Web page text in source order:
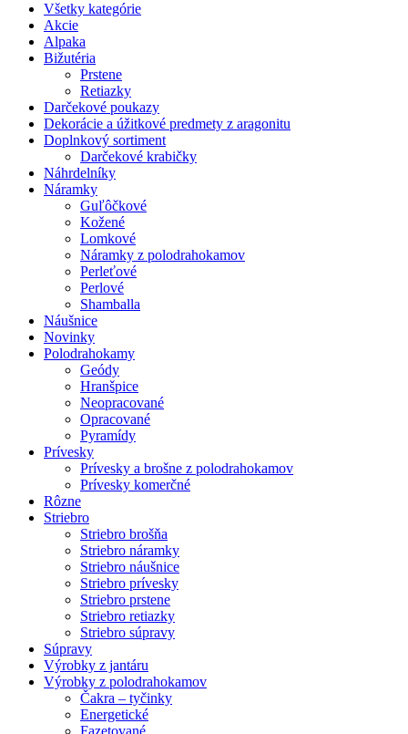
Všetky kategórie
Akcie
Alpaka
Bižutéria
Prstene
Retiazky
Darčekové poukazy
Dekorácie a úžitkové predmety z aragonitu
Doplnkový sortiment
Darčekové krabičky
Náhrdelníky
Náramky
Guľôčkové
Kožené
Lomkové
Náramky z polodrahokamov
Perleťové
Perlové
Shamballa
Náušnice
Novinky
Polodrahokamy
Geódy
Hranšpice
Neopracované
Opracované
Pyramídy
Prívesky
Prívesky a brošne z polodrahokamov
Prívesky komerčné
Rôzne
Striebro
Striebro brošňa
Striebro náramky
Striebro náušnice
Striebro prívesky
Striebro prstene
Striebro retiazky
Striebro súpravy
Súpravy
Výrobky z jantáru
Výrobky z polodrahokamov
Čakra – tyčinky
Energetické